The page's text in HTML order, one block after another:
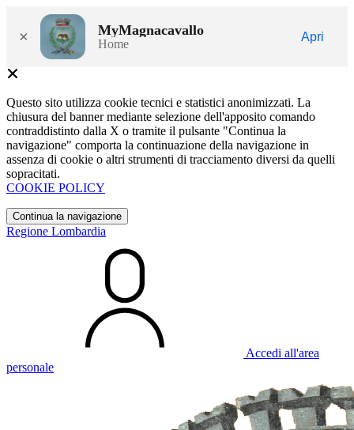
× MyMagnacavallo
Home
Apri
Questo sito utilizza cookie tecnici e statistici anonimizzati. La
chiusura del banner mediante selezione dell'apposito comando
contraddistinto dalla X o tramite il pulsante "Continua la
navigazione" comporta la continuazione della navigazione in
assenza di cookie o altri strumenti di tracciamento diversi da quelli
sopracitati.
COOKIE POLICY
Continua la navigazione
Regione Lombardia
Accedi all'area
personale